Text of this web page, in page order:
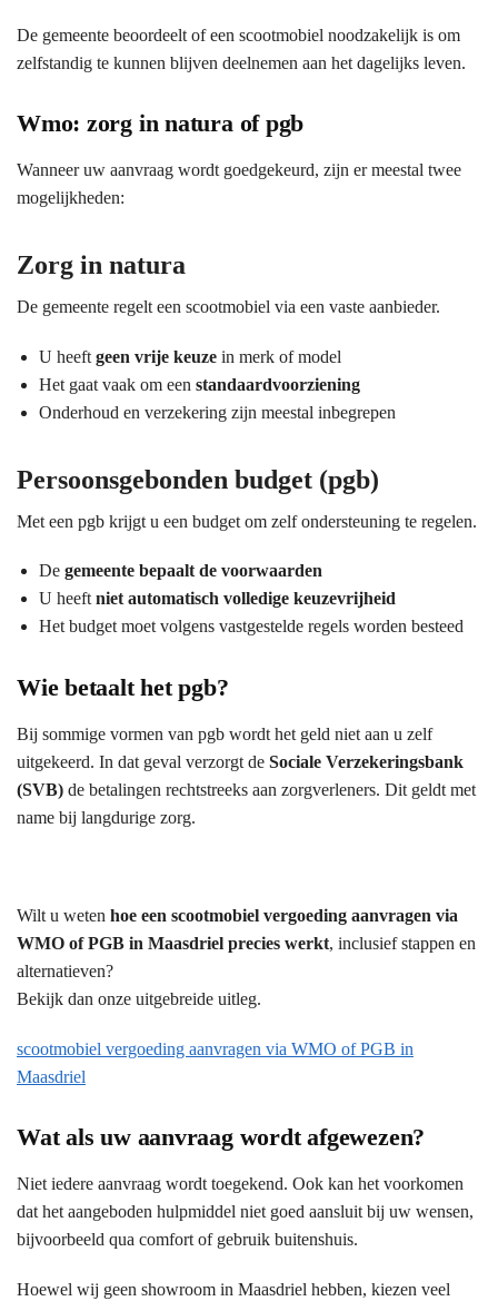
De gemeente beoordeelt of een scootmobiel noodzakelijk is om
zelfstandig te kunnen blijven deelnemen aan het dagelijks leven.
Wmo: zorg in natura of pgb
Wanneer uw aanvraag wordt goedgekeurd, zijn er meestal twee
mogelijkheden:
Zorg in natura
De gemeente regelt een scootmobiel via een vaste aanbieder.
U heeft geen vrije keuze in merk of model
Het gaat vaak om een standaardvoorziening
Onderhoud en verzekering zijn meestal inbegrepen
Persoonsgebonden budget (pgb)
Met een pgb krijgt u een budget om zelf ondersteuning te regelen.
De gemeente bepaalt de voorwaarden
U heeft niet automatisch volledige keuzevrijheid
Het budget moet volgens vastgestelde regels worden besteed
Wie betaalt het pgb?
Bij sommige vormen van pgb wordt het geld niet aan u zelf
uitgekeerd. In dat geval verzorgt de Sociale Verzekeringsbank
(SVB) de betalingen rechtstreeks aan zorgverleners. Dit geldt met
name bij langdurige zorg.
Wilt u weten hoe een scootmobiel vergoeding aanvragen via
WMO of PGB in Maasdriel precies werkt, inclusief stappen en
alternatieven?
Bekijk dan onze uitgebreide uitleg.
scootmobiel vergoeding aanvragen via WMO of PGB in
Maasdriel
Wat als uw aanvraag wordt afgewezen?
Niet iedere aanvraag wordt toegekend. Ook kan het voorkomen
dat het aangeboden hulpmiddel niet goed aansluit bij uw wensen,
bijvoorbeeld qua comfort of gebruik buitenshuis.
Hoewel wij geen showroom in Maasdriel hebben, kiezen veel